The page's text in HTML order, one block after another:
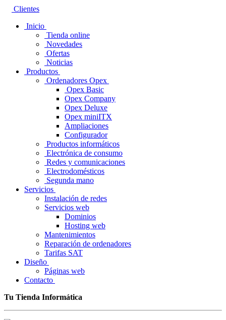
Clientes
Inicio
Tienda online
Novedades
Ofertas
Noticias
Productos
Ordenadores Opex
Opex Basic
Opex Company
Opex Deluxe
Opex miniITX
Ampliaciones
Configurador
Productos informáticos
Electrónica de consumo
Redes y comunicaciones
Electrodomésticos
Segunda mano
Servicios
Instalación de redes
Servicios web
Dominios
Hosting web
Mantenimientos
Reparación de ordenadores
Tarifas SAT
Diseño
Páginas web
Contacto
Tu Tienda Informática